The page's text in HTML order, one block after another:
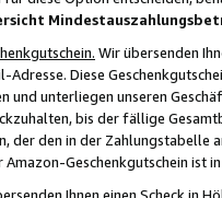
Wir übersenden
Diese
und unterliegen unseren
bis der fällige
der den in der
Geschenkgutschein ist
Ihnen einen Scheck in